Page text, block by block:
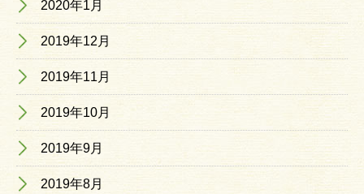
2020年1月
2019年12月
2019年11月
2019年10月
2019年9月
2019年8月